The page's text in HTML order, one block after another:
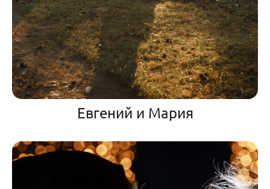
Евгений и Мария